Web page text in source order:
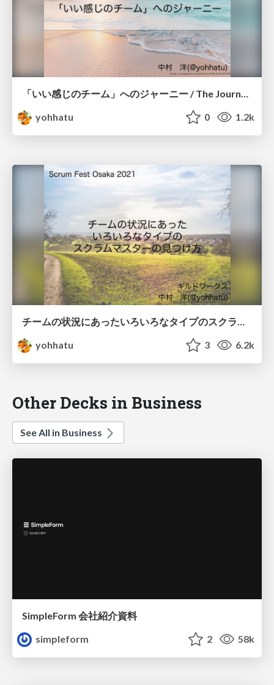
「いい感じのチーム」へのジャーニー / The Journey to a "Good Team"
yohhatu
0 1.2k
チームの状況にあったいろいろなタイプのスクラムマスターの見つけ方 / How to find the Scrum Master that fits your team's situation
yohhatu
3 6.2k
Other Decks in Business
See All in Business
SimpleForm 会社紹介資料
simpleform
2 58k